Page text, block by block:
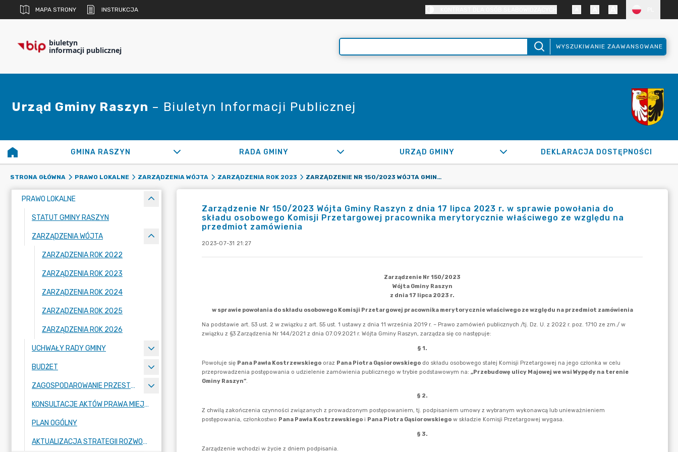
MAPA STRONY INSTRUKCJA
biuletyn
informacji publicznej WYSZUKIWANIE ZAAWANSOWANE
Urząd Gminy Raszyn – Biuletyn Informacji Publicznej
GMINA RASZYN RADA GMINY URZĄD GMINY DEKLARACJA DOSTĘPNOŚCI
STRONA GŁÓWNA PRAWO LOKALNE ZARZĄDZENIA WÓJTA ZARZĄDZENIA ROK 2023 ZARZĄDZENIE NR 150/2023 WÓJTA GMINY RASZYN Z DNIA 17 LIPCA 2023 R. W SPRAWIE POWOŁANIA DO SKŁADU OSOBOWEGO KOMISJI PRZETARGOWEJ PRACOWNIKA MERYTORYCZNIE WŁAŚCIWEGO ZE WZGLĘDU NA PRZEDMIOT ZAMÓWIENIA
PRAWO LOKALNE
STATUT GMINY RASZYN
ZARZĄDZENIA WÓJTA
ZARZĄDZENIA ROK 2022
ZARZĄDZENIA ROK 2023
ZARZĄDZENIA ROK 2024
ZARZĄDZENIA ROK 2025
ZARZĄDZENIA ROK 2026
UCHWAŁY RADY GMINY
BUDŻET
ZAGOSPODAROWANIE PRZESTRZENNE
KONSULTACJE AKTÓW PRAWA MIEJSCOWEGO I INNYCH AKTÓW PRAWNYCH
PLAN OGÓLNY
AKTUALIZACJA STRATEGII ROZWOJU GMINY RASZYN
Zarządzenie Nr 150/2023 Wójta Gminy Raszyn z dnia 17 lipca 2023 r. w sprawie powołania do
składu osobowego Komisji Przetargowej pracownika merytorycznie właściwego ze względu na
przedmiot zamówienia
2023-07-31 21:27